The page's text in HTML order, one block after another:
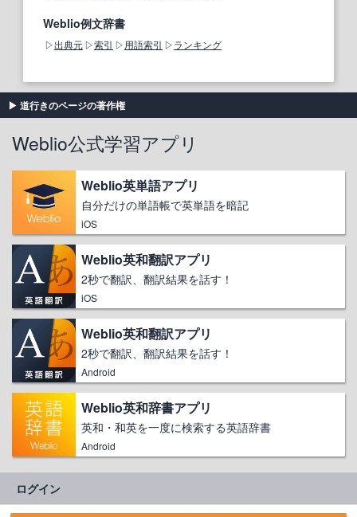
Weblio例文辞書
出典元 索引 用語索引 ランキング
道行きのページの著作権
Weblio公式学習アプリ
Weblio英単語アプリ
自分だけの単語帳で英単語を暗記
iOS
Weblio英和翻訳アプリ
2秒で翻訳、翻訳結果を話す！
iOS
Weblio英和翻訳アプリ
2秒で翻訳、翻訳結果を話す！
Android
Weblio英和辞書アプリ
英和・和英を一度に検索する英語辞書
Android
ログイン